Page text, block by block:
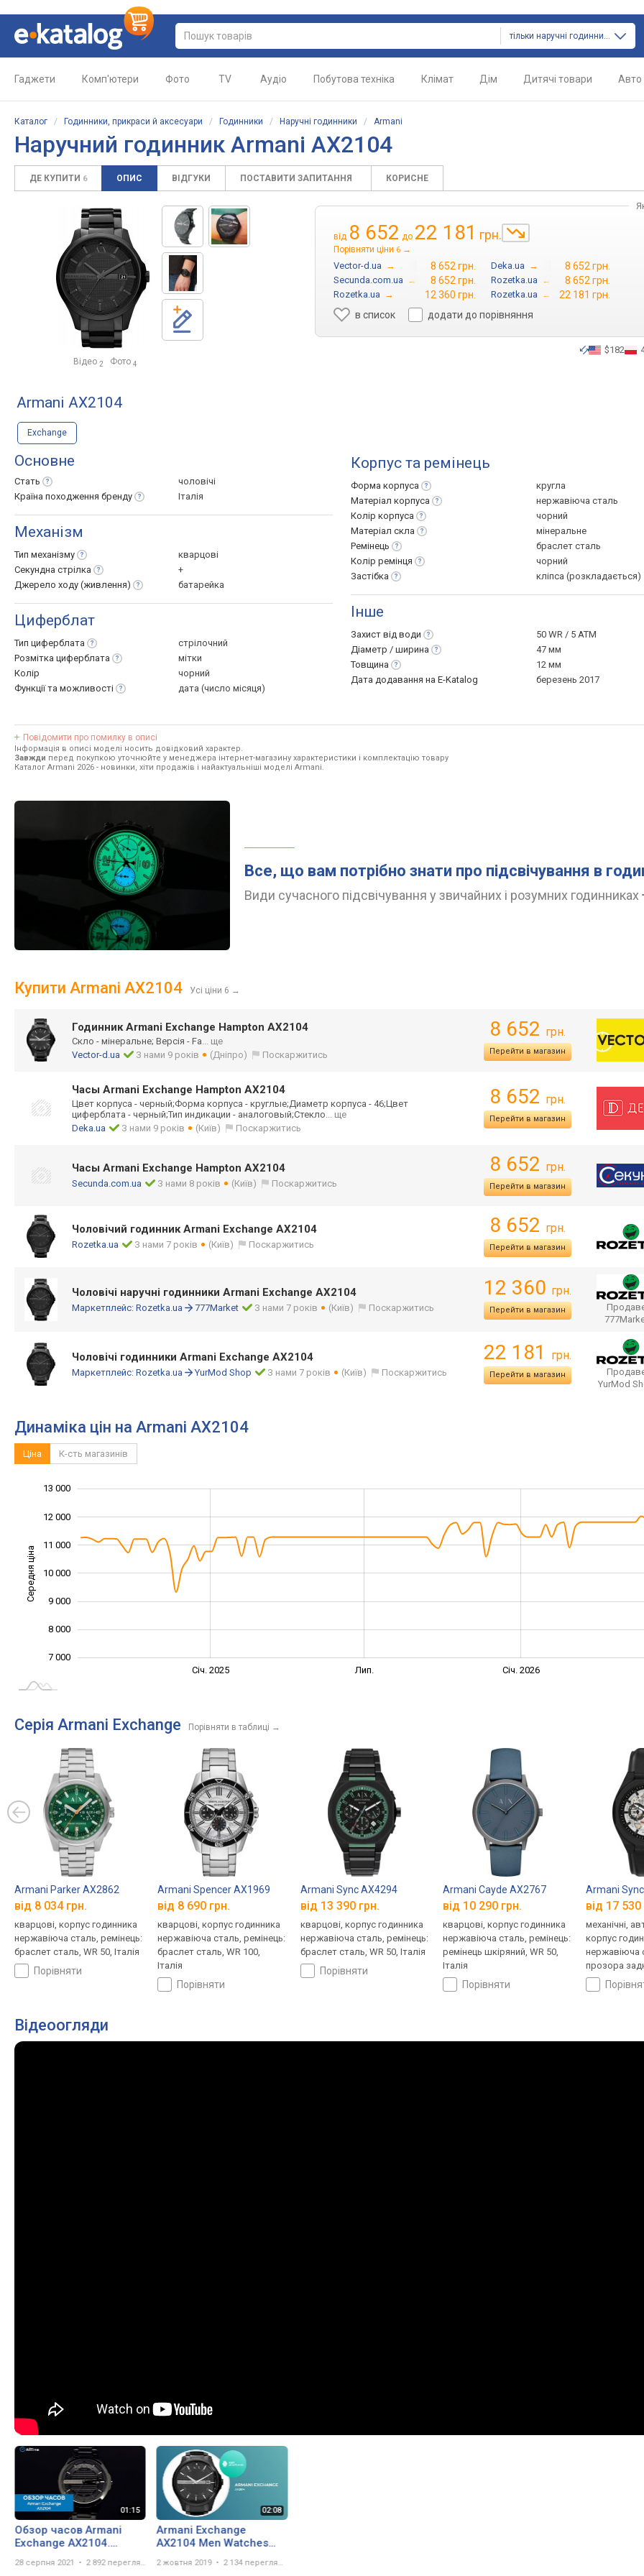
тільки наручні годинники
Гаджети Комп'ютери Фото TV Аудіо Побутова техніка Клімат Дім Дитячі товари Авто
Каталог / Годинники, прикраси й аксесуари / Годинники / Наручні годинники / Armani
Наручний годинник Armani AX2104
ДЕ КУПИТИ 6 ОПИС ВІДГУКИ ПОСТАВИТИ ЗАПИТАННЯ КОРИСНЕ
Відео 2 Фото 4
від 8 652 до 22 181 грн.
Порівняти ціни 6 →
Vector-d.ua → 8 652 грн. Deka.ua → 8 652 грн.
Secunda.com.ua → 8 652 грн. Rozetka.ua → 8 652 грн.
Rozetka.ua → 12 360 грн. Rozetka.ua →
22 181 грн.
в список
додати до порівняння
$182
Armani AX2104
Exchange
Основне
Стать
чоловічі
Країна походження бренду Італія
Механізм
Тип механізму
кварцові
Секундна стрілка
+
Джерело ходу (живлення) батарейка
Циферблат
Тип циферблата
стрілочний
Розмітка циферблата
мітки
Колір
чорний
Функції та можливості дата (число місяця)
Корпус та ремінець
Форма корпуса
кругла
Матеріал корпуса
нержавіюча сталь
Колір корпуса
чорний
Матеріал скла
мінеральне
Ремінець
браслет сталь
Колір ремінця
чорний
Застібка
кліпса (розкладається)
Інше
Захист від води
50 WR / 5 ATM
Діаметр / ширина
47 мм
Товщина
12 мм
Дата додавання на E-Katalog
березень 2017
Повідомити про помилку в описі
Інформація в описі моделі носить довідковий характер.
Завжди перед покупкою уточнюйте у менеджера інтернет-магазину характеристики і комплектацію товару
Каталог Armani 2026 - новинки, хіти продажів і найактуальніші моделі Armani.
Все, що вам потрібно знати про підсвічування в
Види сучасного підсвічування у звичайних і розумних годинниках
Купити Armani AX2104 Усі ціни 6 →
Годинник Armani Exchange Hampton AX2104
Скло - мінеральне; Версія - Fa... ще
Vector-d.ua
З нами 9 років (Дніпро) Поскаржитись
8 652 грн.
Перейти в магазин
Часы Armani Exchange Hampton AX2104
Цвет корпуса - черный;Форма корпуса - круглые;Диаметр корпуса - 46;Цвет
циферблата - черный;Тип индикации - аналоговый;Стекло... ще
Deka.ua
З нами 9 років (Київ) Поскаржитись
8 652 грн.
Перейти в магазин
Часы Armani Exchange Hampton AX2104
Secunda.com.ua З нами 8 років (Київ) Поскаржитись
8 652 грн.
Перейти в магазин
Чоловічий годинник Armani Exchange AX2104
Rozetka.ua З нами 7 років (Київ) Поскаржитись
8 652 грн.
Перейти в магазин
Чоловічі наручні годинники Armani Exchange AX2104
Маркетплейс: Rozetka.ua 777Market З нами 7 років (Київ) Поскаржитись
12 360 грн.
Перейти в магазин
Чоловічі годинники Armani Exchange AX2104
Маркетплейс: Rozetka.ua YurMod Shop З нами 7 років (Київ) Поскаржитись
22 181 грн.
Перейти в магазин
YurMod
Динаміка цін на Armani AX2104
Ціна К-сть магазинів
Середня ціна 10 000
7 000
8 000
9 000
10 000
11 000
12 000
13 000
Січ. 2025 Лип. Січ. 2026
Серія Armani Exchange Порівняти в таблиці →
Armani Parker AX2862
від 8 034 грн.
кварцові, корпус годинника
нержавіюча сталь, ремінець:
браслет сталь, WR 50, Італія
порівняти
Armani Spencer AX1969
від 8 690 грн.
кварцові, корпус годинника
нержавіюча сталь, ремінець:
браслет сталь, WR 100,
Італія
порівняти
Armani Sync AX4294
від 13 390 грн.
кварцові, корпус годинника
нержавіюча сталь, ремінець:
браслет сталь, WR 50, Італія
порівняти
Armani Cayde AX2767
від 10 290 грн.
кварцові, корпус годинника
нержавіюча сталь, ремінець:
ремінець шкіряний, WR 50,
Італія
порівняти
Armani
від 17 530
механічні,
корпус
нержавіюча
прозора
ремінець:
шкіряний, WR
Відеоогляди
Обзор часов Armani
Exchange AX2104.
28 серпня 2021 2 892 перегляда
Armani Exchange
AX2104 Men Watches
Prices
2 жовтня 2019 2 134 перегляда